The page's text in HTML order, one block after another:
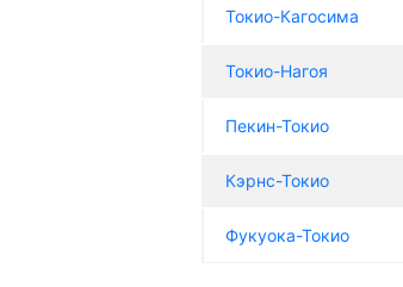
Токио-Кагосима
Токио-Нагоя
Пекин-Токио
Кэрнс-Токио
Фукуока-Токио